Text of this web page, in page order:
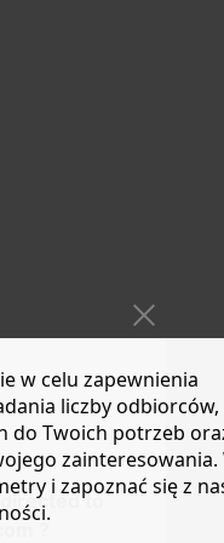
to
?
w celu zapewnienia
liczby odbiorców,
do Twoich potrzeb
zainteresowania.
i zapoznać się z